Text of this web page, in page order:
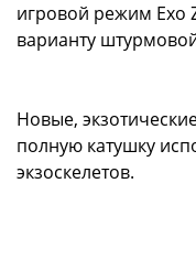
игровой режим Exo
варианту
Новые,
полную катушку
экзоскелетов.